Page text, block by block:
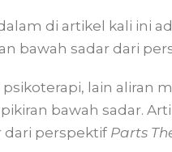
di artikel kali ini
bawah sadar dari
lain aliran
bawah sadar.
dari perspektif Parts